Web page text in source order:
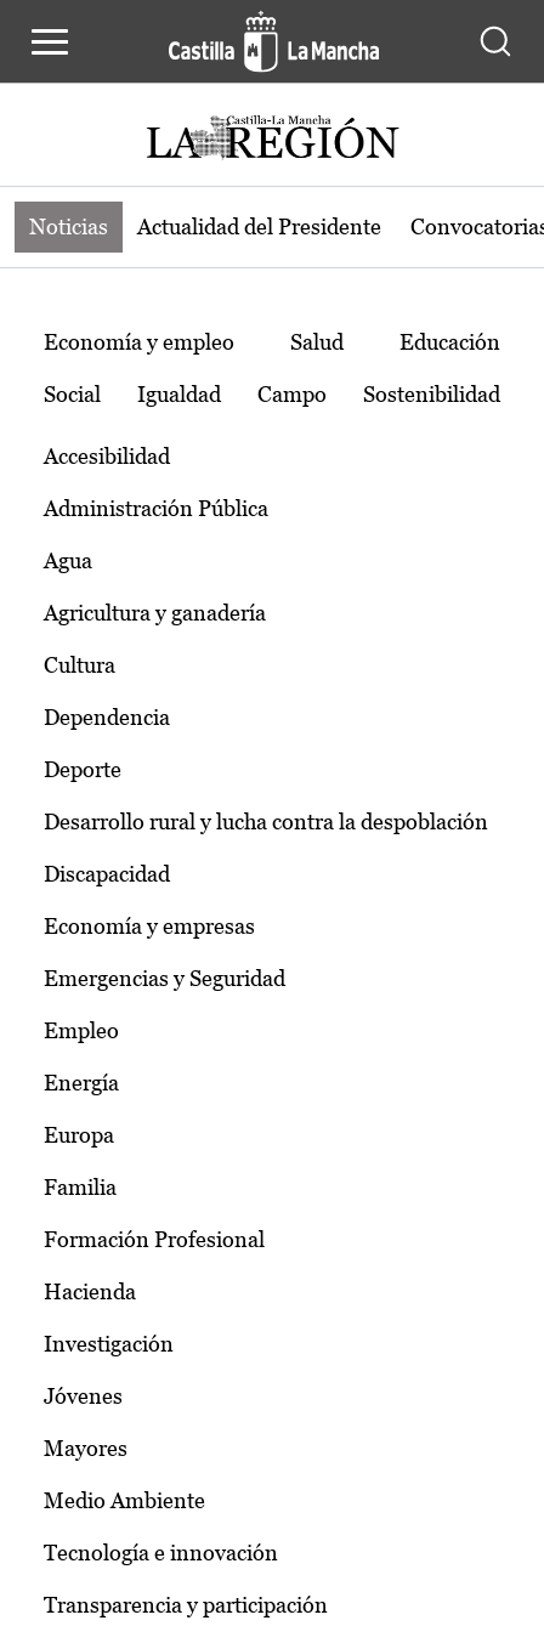
Noticias de la región de Castilla-La
Noticias Actualidad del Presidente
Temas
Economía y empleo Salud Educación
Social Igualdad Campo Sostenibilidad
Accesibilidad
Administración Pública
Agua
Agricultura y ganadería
Cultura
Dependencia
Deporte
Desarrollo rural y lucha contra la despoblación
Discapacidad
Economía y empresas
Emergencias y Seguridad
Empleo
Energía
Europa
Familia
Formación Profesional
Hacienda
Investigación
Jóvenes
Mayores
Medio Ambiente
Tecnología e innovación
Transparencia y participación